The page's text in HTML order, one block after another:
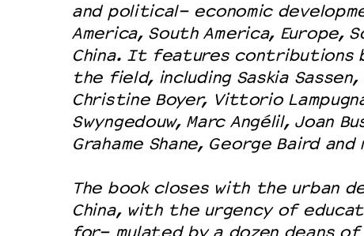
and political- economic
America, South America, Europe,
China. It features contributions
the field, including Saskia Sassen,
Christine Boyer, Vittorio
Swyngedouw, Marc Angélil, Joan
Grahame Shane, George Baird
The book closes with the urban
China, with the urgency of